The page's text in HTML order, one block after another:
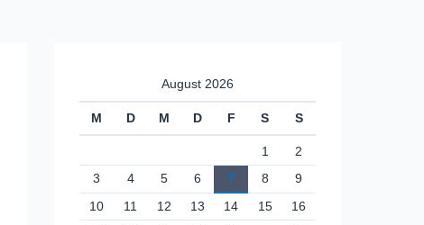
August 2026
M D M D F S S
1
2
3
4 5 6 7 8
9
10
11 12 13 14 15
16